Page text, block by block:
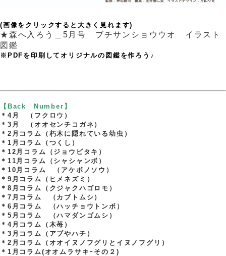
(画像をクリックすると大きく見れます)
★森へ入ろう＿5月号 ブチサンショウウオ イラスト
図鑑
※PDFを印刷してオリジナルの図鑑を作ろう♪
【Back Number】
＊4月 （フクロウ）
＊3月 （オオセンチコガネ）
＊2月コラム（朽木に隠れている幼虫）
＊1月コラム（つくし）
＊12月コラム（ジョウビタキ）
＊11月コラム（シャシャンボ）
＊10月コラム （アケボノソウ）
＊9月コラム（ヒメネズミ）
＊8月コラム（クジャクハゴロモ）
＊7月コラム （カブトムシ）
＊6月コラム （ハッチョウトンボ）
＊5月コラム （ハマダンゴムシ）
＊4月コラム（木苺）
＊3月コラム（アブやハチ）
＊2月コラム（オオイヌノフグリとイヌノフグリ）
＊1月コラム(オオムラサキｰその２)